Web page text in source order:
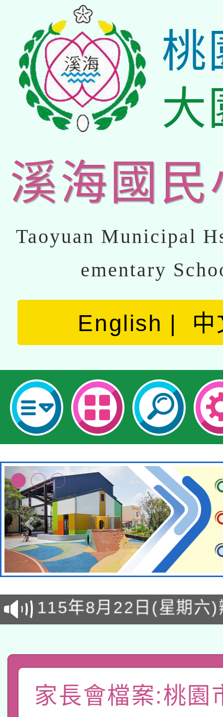
桃
大
溪海國民
Taoyuan Municipal
ementary
English 中
轉知經濟部水利署委託
業技術研究院辦理「
動」
115年8月22日(星期六
桃園市孔廟祈福系列
開 智慧啟航」
2026年桃園地景藝術
「2026桃園藝術巡演
關事宜
國立臺灣師範大學辦理
函轉國家教育研究院中
家長會檔案:桃園